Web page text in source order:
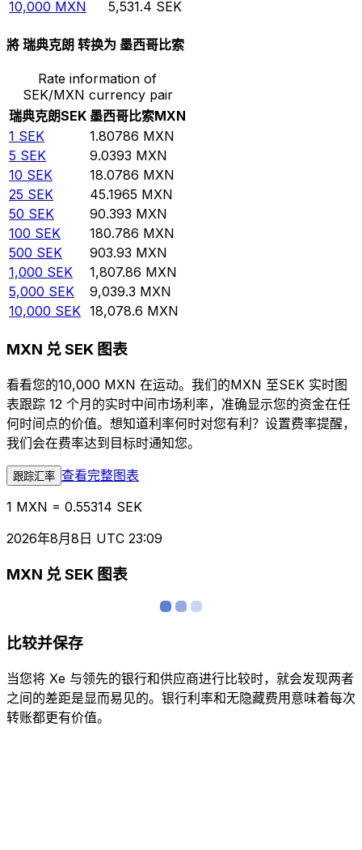
10,000 MXN 5,531.4 SEK
將 瑞典克朗 转换为 墨西哥比索
Rate information of
SEK/MXN currency pair
瑞典克朗SEK 墨西哥比索MXN
1 SEK 1.80786 MXN
5 SEK 9.0393 MXN
10 SEK 18.0786 MXN
25 SEK 45.1965 MXN
50 SEK 90.393 MXN
100 SEK 180.786 MXN
500 SEK 903.93 MXN
1,000 SEK 1,807.86 MXN
5,000 SEK 9,039.3 MXN
10,000 SEK 18,078.6 MXN
MXN 兑 SEK 图表
看看您的10,000 MXN 在运动。我们的MXN 至SEK 实时图
表跟踪 12 个月的实时中间市场利率，准确显示您的资金在任
何时间点的价值。想知道利率何时对您有利？设置费率提醒，
我们会在费率达到目标时通知您。
跟踪汇率 查看完整图表
1 MXN = 0.55314 SEK
2026年8月8日 UTC 23:09
MXN 兑 SEK 图表
比较并保存
当您将 Xe 与领先的银行和供应商进行比较时，就会发现两者
之间的差距是显而易见的。银行利率和无隐藏费用意味着每次
转账都更有价值。